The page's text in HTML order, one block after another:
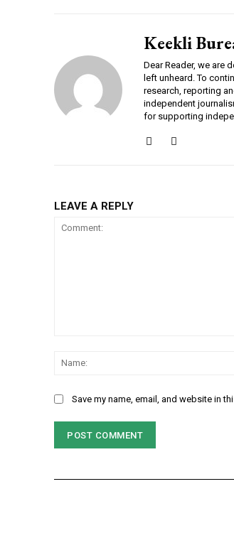
Keekli
Dear Reader, we are
left unheard. To
research, reporting
independent
for supporting
LEAVE A REPLY
Save my name, email, and website in